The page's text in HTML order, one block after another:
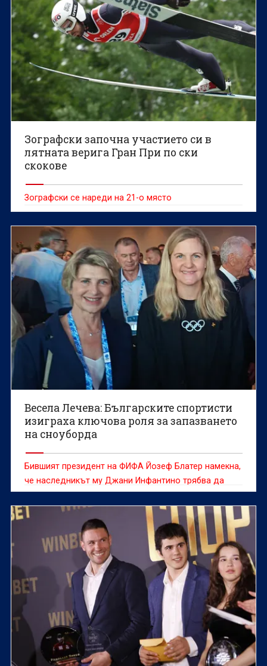
Зографски започна участието си в
лятната верига Гран При по ски
скокове
Зографски се нареди на 21-о място
Весела Лечева: Българските спортисти
изиграха ключова роля за запазването
на сноуборда
Бившият президент на ФИФА Йозеф Блатер намекна,
че наследникът му Джани Инфантино трябва да
напусне поста си след случая с Фоларин Балогун на
Мондиал 2026.